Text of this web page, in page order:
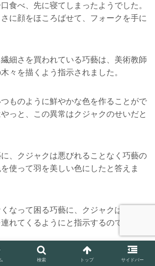
食べ、先に寝てしまったようでした。
に顔をほころばせて、フォークを手に
細さを買われている巧藝は、美術教師
々を描くよう指示されました。
ものように鮮やかな色を作ることがで
っと、この異常はクジャクのせいだと
、クジャクは悪びれることなく巧藝の
使って羽を美しい色にしたと答えま
なって困る巧藝に、クジャクは明日や
れてくるようにと指示するのでした。
スポンサーリンク
検索 トップ サイドバー